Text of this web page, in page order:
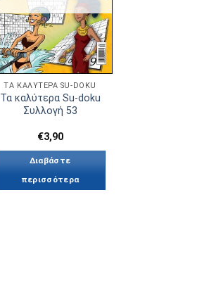
ΤΑ ΚΑΛΎΤΕΡΑ SU-DOKU
Τα καλύτερα Su-doku
Συλλογή 53
€3,90
Διαβάστε
περισσότερα